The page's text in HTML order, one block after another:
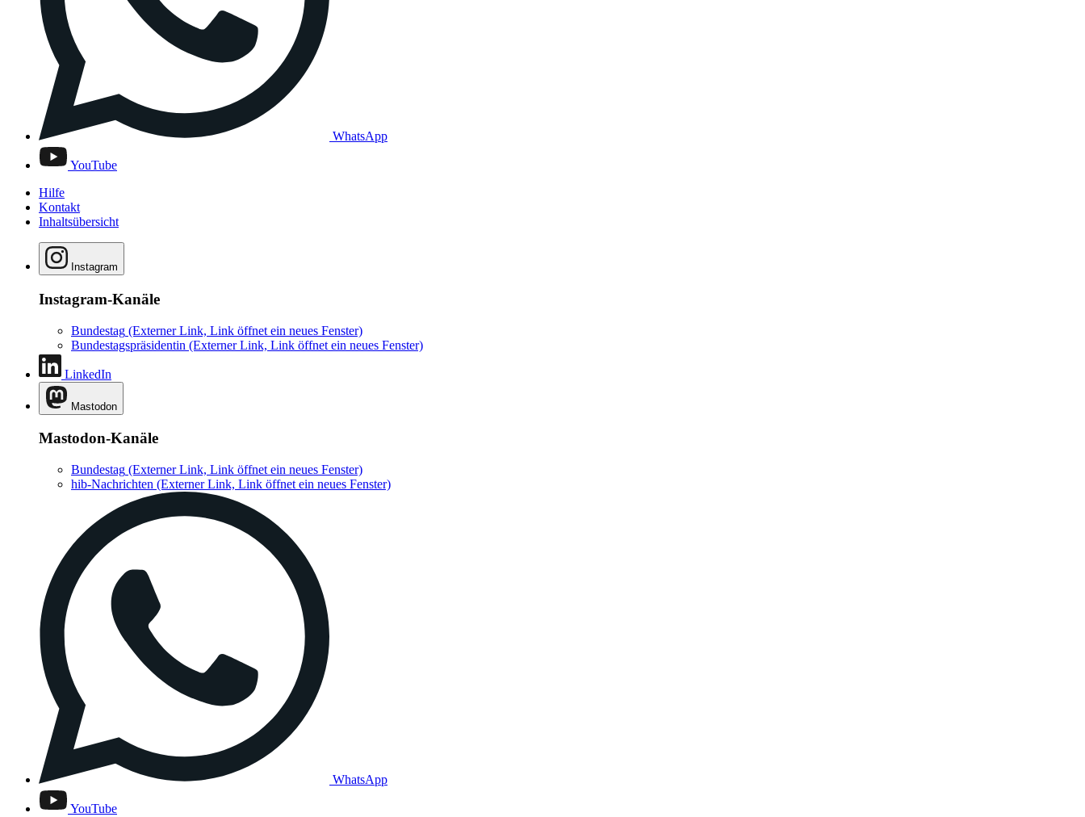
WhatsApp
YouTube
Hilfe
Kontakt
Inhaltsübersicht
Instagram
Instagram-Kanäle
Bundestag (Externer Link, Link öffnet ein neues Fenster)
Bundestagspräsidentin (Externer Link, Link öffnet ein neues Fenster)
LinkedIn
Mastodon
Mastodon-Kanäle
Bundestag (Externer Link, Link öffnet ein neues Fenster)
hib-Nachrichten (Externer Link, Link öffnet ein neues Fenster)
WhatsApp
YouTube